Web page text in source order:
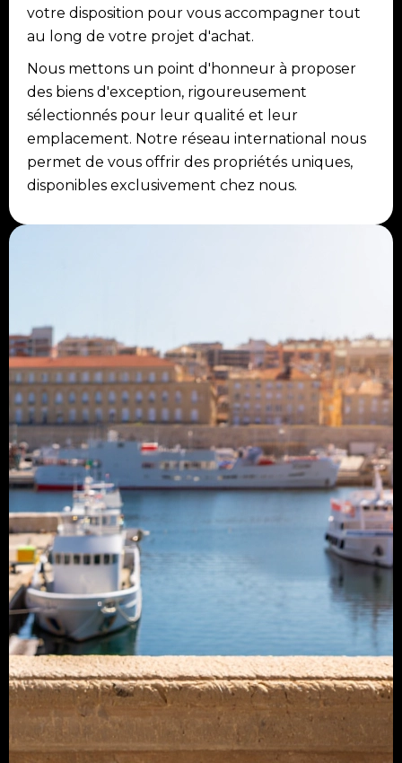
votre disposition pour vous accompagner tout
au long de votre projet d'achat.
Nous mettons un point d'honneur à proposer
des biens d'exception, rigoureusement
sélectionnés pour leur qualité et leur
emplacement. Notre réseau international nous
permet de vous offrir des propriétés uniques,
disponibles exclusivement chez nous.